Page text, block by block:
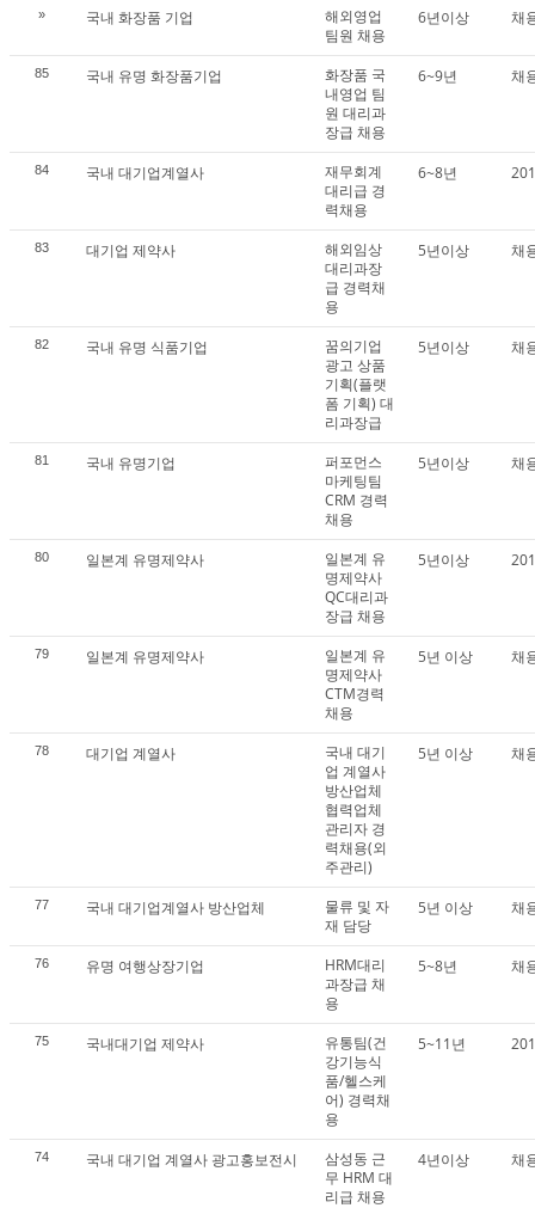
» 국내 화장품 기업
해외영업
팀원 채용
6년이상 채
85 국내 유명 화장품기업
화장품 국
내영업 팀
원 대리과
장급 채용
6~9년 채
84 국내 대기업계열사
재무회계
대리급 경
력채용
6~8년
83 대기업 제약사
해외임상
대리과장
급 경력채
용
5년이상 채
82 국내 유명 식품기업
꿈의기업
광고 상품
기획(플랫
폼 기획) 대
리과장급
5년이상 채
81 국내 유명기업
퍼포먼스
마케팅팀
CRM 경력
채용
5년이상 채
80 일본계 유명제약사
일본계 유
명제약사
QC대리과
장급 채용
5년이상
79 일본계 유명제약사
일본계 유
명제약사
CTM경력
채용
5년 이상 채
78 대기업 계열사
국내 대기
업 계열사
방산업체
협력업체
관리자 경
력채용(외
주관리)
5년 이상 채
77 국내 대기업계열사 방산업체
물류 및 자
재 담당
5년 이상 채
76 유명 여행상장기업
HRM대리
과장급 채
용
5~8년 채
75 국내대기업 제약사
유통팀(건
강기능식
품/헬스케
어) 경력채
용
5~11년
74 국내 대기업 계열사 광고홍보전시
삼성동 근
무 HRM 대
리급 채용
4년이상 채